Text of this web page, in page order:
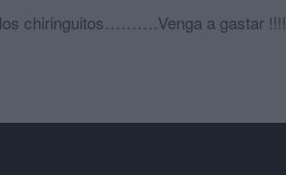
chiringuitos……….Venga a gastar !!!!